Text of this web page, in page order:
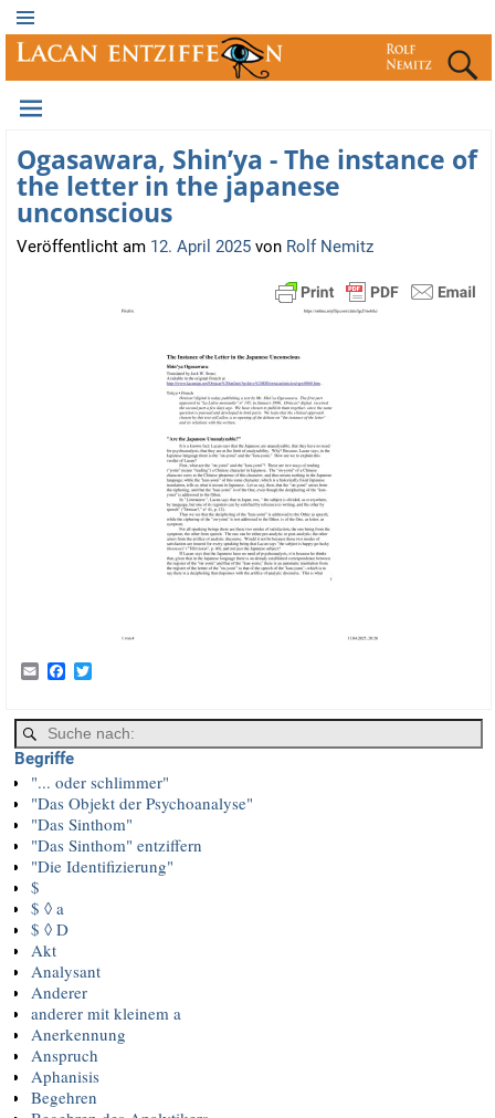
Ogasawara, Shin’ya - The instance of
the letter in the japanese
unconscious
Veröffentlicht am 12. April 2025 von Rolf Nemitz
E
i
l
F
e
b
o
o
k
T
t
t
r
Begriffe
"... oder schlimmer"
"Das Objekt der Psychoanalyse"
"Das Sinthom"
"Das Sinthom" entziffern
"Die Identifizierung"
$
$ ◊ a
$ ◊ D
Akt
Analysant
Anderer
anderer mit kleinem a
Anerkennung
Anspruch
Aphanisis
Begehren